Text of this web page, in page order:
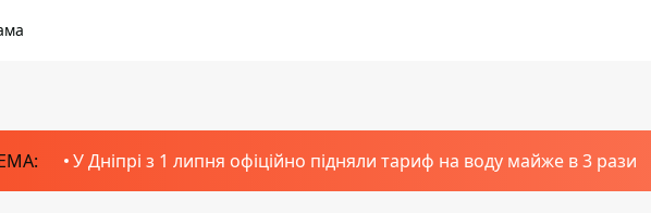
У Дніпрі з 1 липня офіційно підняли тариф на воду майже в 3 рази